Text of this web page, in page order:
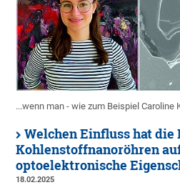
...wenn man - wie zum Beispiel Caroline
Welchen Einfluss hat die
Kohlenstoffnanoröhren
optoelektronische
18.02.2025